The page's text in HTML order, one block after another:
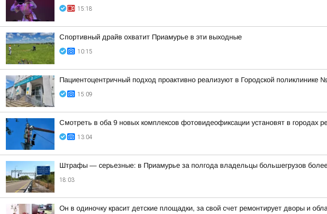
15:18
Спортивный драйв охватит Приамурье в эти выходные
10:15
Пациентоцентричный подход проактивно реализуют в Городской
15:09
Смотреть в оба 9 новых комплексов фотовидеофиксации установят в городах
13:04
Штрафы — серьезные: в Приамурье за полгода владельцы большегрузов
18:03
Он в одиночку красит детские площадки, за свой счет ремонтирует дворы и